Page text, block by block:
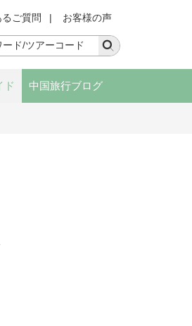
るご質問 | お客様の声
ド 中国旅行ブログ